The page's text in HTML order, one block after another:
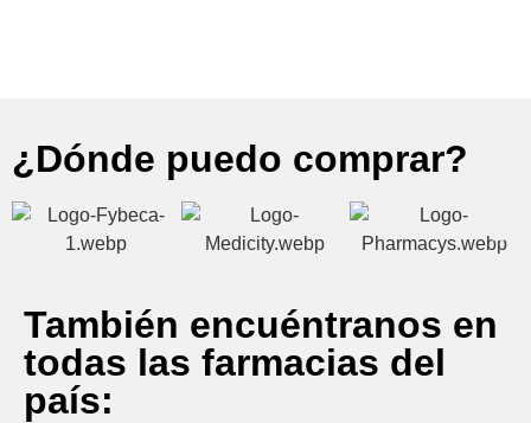
¿Dónde puedo comprar?
También encuéntranos en
todas las farmacias del
país: